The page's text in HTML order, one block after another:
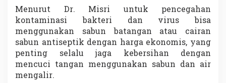
Menurut Dr. Misri untuk pencegahan
kontaminasi bakteri dan virus bisa
menggunakan sabun batangan atau cairan
sabun antiseptik dengan harga ekonomis, yang
penting selalu jaga kebersihan dengan
mencuci tangan menggunakan sabun dan air
mengalir.